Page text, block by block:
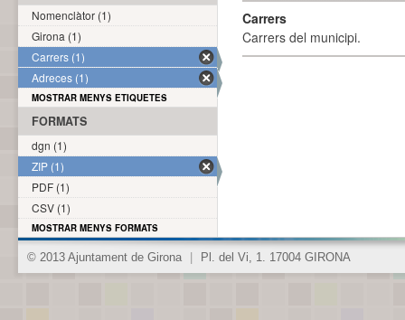
Carrers
Carrers del municipi.
Nomenclàtor (1)
Girona (1)
Carrers (1)
Adreces (1)
MOSTRAR MENYS ETIQUETES
FORMATS
dgn (1)
ZIP (1)
PDF (1)
CSV (1)
MOSTRAR MENYS FORMATS
© 2013 Ajuntament de Girona Pl. del Vi, 1. 17004 GIRONA